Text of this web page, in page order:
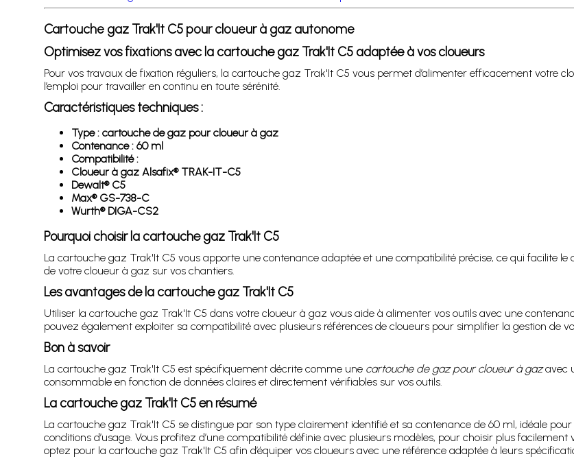
Cartouche gaz Trak'It C5 pour cloueur à gaz autonome
Optimisez vos fixations avec la cartouche gaz Trak'It C5 adaptée à vos cloueurs
Pour vos travaux de fixation réguliers, la cartouche gaz Trak'It C5 vous permet d’alimenter efficacement votre
l’emploi pour travailler en continu en toute sérénité.
Caractéristiques techniques :
Type : cartouche de gaz pour cloueur à gaz
Contenance : 60 ml
Compatibilité :
Cloueur à gaz Alsafix® TRAK-IT-C5
Dewalt® C5
Max® GS-738-C
Wurth® DIGA-CS2
Pourquoi choisir la cartouche gaz Trak'It C5
La cartouche gaz Trak'It C5 vous apporte une contenance adaptée et une compatibilité précise, ce qui facilite le
de votre cloueur à gaz sur vos chantiers.
Les avantages de la cartouche gaz Trak'It C5
Utiliser la cartouche gaz Trak'It C5 dans votre cloueur à gaz vous aide à alimenter vos outils avec une
pouvez également exploiter sa compatibilité avec plusieurs références de cloueurs pour simplifier la gestion de
Bon à savoir
La cartouche gaz Trak'It C5 est spécifiquement décrite comme une cartouche de gaz pour cloueur à gazavec
consommable en fonction de données claires et directement vérifiables sur vos outils.
La cartouche gaz Trak'It C5 en résumé
La cartouche gaz Trak'It C5 se distingue par son type clairement identifié et sa contenance de 60 ml, idéale
conditions d’usage. Vous profitez d’une compatibilité définie avec plusieurs modèles, pour choisir plus
optez pour la cartouche gaz Trak'It C5 afin d’équiper vos cloueurs avec une référence adaptée à leurs